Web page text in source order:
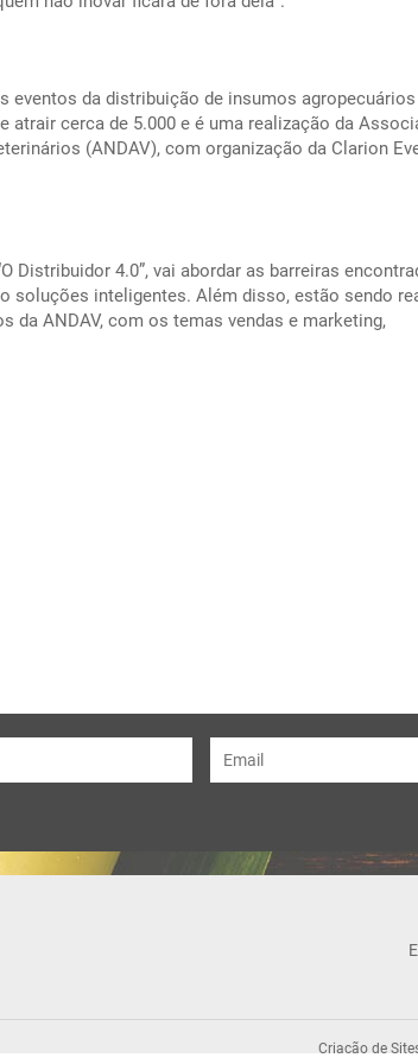
da distribuição de insumos agropecuários
atrair cerca de 5.000 e é uma realização da
(ANDAV), com organização da Clarion
Distribuidor 4.0”, vai abordar as barreiras
soluções inteligentes. Além disso, estão sendo
da ANDAV, com os temas vendas e marketing,
Criação de